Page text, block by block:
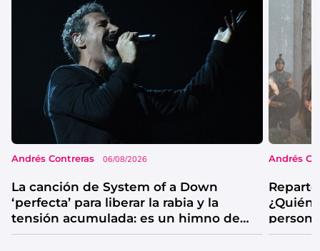
Andrés Contreras 06/08/2026
La canción de System of a Down
‘perfecta’ para liberar la rabia y la
tensión acumulada: es un himno de
catarsis
Andrés
¿Quién